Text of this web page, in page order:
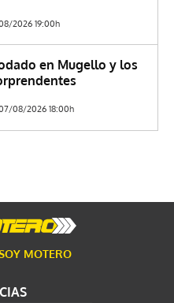
2026 19:00h
en Mugello y los
08/2026 18:00h
MOTERO